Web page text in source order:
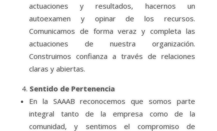
actuaciones y resultados, hacernos un
autoexamen y opinar de los recursos.
Comunicamos de forma veraz y completa las
actuaciones de nuestra organización.
Construimos confianza a través de relaciones
claras y abiertas.
Sentido de Pertenencia
En la SAAAB reconocemos que somos parte
integral tanto de la empresa como de la
comunidad, y sentimos el compromiso de